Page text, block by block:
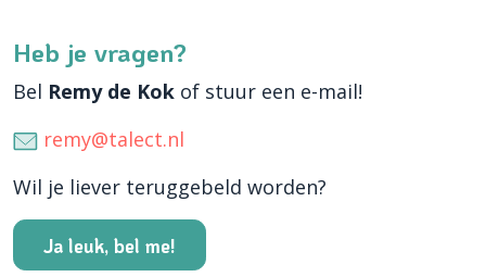
Heb je vragen?
Bel Remy de Kok of stuur een e-mail!
remy@talect.nl
Wil je liever teruggebeld worden?
Ja leuk, bel me!